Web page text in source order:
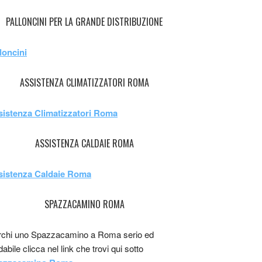
PALLONCINI PER LA GRANDE DISTRIBUZIONE
ASSISTENZA CLIMATIZZATORI ROMA
Climatizzatori Roma
ASSISTENZA CALDAIE ROMA
Caldaie Roma
SPAZZACAMINO ROMA
uno Spazzacamino a Roma serio ed
clicca nel link che trovi qui sotto